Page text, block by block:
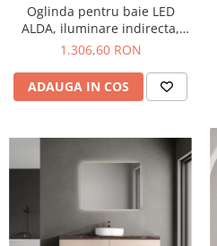
Oglinda pentru baie LED
ALDA, iluminare indirecta,
1005 lm, IP44, intrerupator
120*70 cm - NOVA LUCE
1.306,60 RON
ADAUGA IN COS